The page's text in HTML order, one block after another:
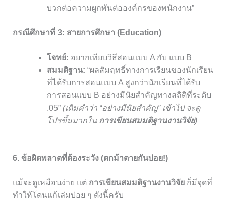
บวกต่อความผูกพันต่อองค์กรของพนักงาน”
กรณีศึกษาที่ 3: สายการศึกษา (Education)
โจทย์: อยากเทียบวิธีสอนแบบ A กับ แบบ B
สมมติฐาน: “ผลสัมฤทธิ์ทางการเรียนของนักเรียน
ที่ได้รับการสอนแบบ A สูงกว่านักเรียนที่ได้รับ
การสอนแบบ B อย่างมีนัยสำคัญทางสถิติที่ระดับ
.05” (เติมคำว่า “อย่างมีนัยสำคัญ” เข้าไป จะดู
โปรขึ้นมากใน การเขียนสมมติฐานงานวิจัย)
6. ข้อผิดพลาดที่ต้องระวัง (ตกม้าตายกันบ่อย!)
แม้จะดูเหมือนง่าย แต่ การเขียนสมมติฐานงานวิจัยก็มีจุดที่
ทำให้โดนแก้เล่มบ่อย ๆ ดังนี้ครับ